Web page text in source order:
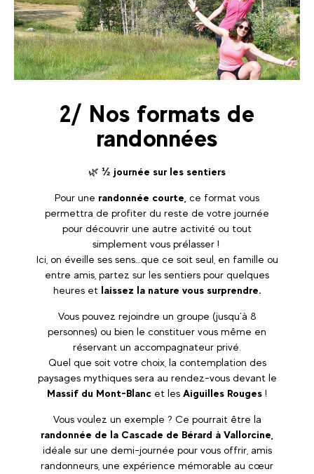
2/ Nos formats de
randonnées
🌿 ½ journée sur les sentiers
Pour une randonnée courte, ce format vous
permettra de profiter du reste de votre journée
pour découvrir une autre activité ou tout
simplement vous prélasser !
Ici, on éveille ses sens…que ce soit seul, en famille ou
entre amis, partez sur les sentiers pour quelques
heures et laissez la nature vous surprendre.
Vous pouvez rejoindre un groupe (jusqu’à 8
personnes) ou bien le constituer vous même en
réservant un accompagnateur privé.
Quel que soit votre choix, la contemplation des
paysages mythiques sera au rendez-vous devant le
Massif du Mont-Blanc et les Aiguilles Rouges !
Vous voulez un exemple ? Ce pourrait être la
randonnée de la Cascade de Bérard à Vallorcine,
idéale sur une demi-journée pour vous offrir, amis
randonneurs, une expérience mémorable au cœur